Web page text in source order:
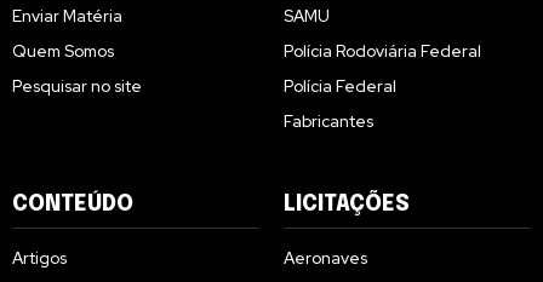
Enviar Matéria
Quem Somos
Pesquisar no site
SAMU
Polícia Rodoviária Federal
Polícia Federal
Fabricantes
CONTEÚDO
Artigos
LICITAÇÕES
Aeronaves